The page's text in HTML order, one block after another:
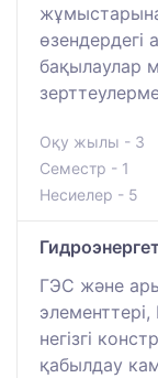
өзендердегі
бақылаулар
Оқу жылы - 3
Семестр - 1
Несиелер - 5
ГЭС және
негізгі
қабылдау